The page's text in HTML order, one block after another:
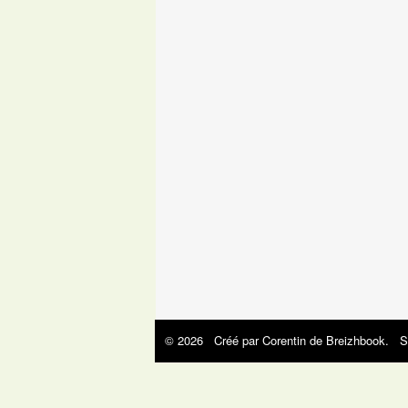
© 2026 Créé parCorentin de Breizhbook.